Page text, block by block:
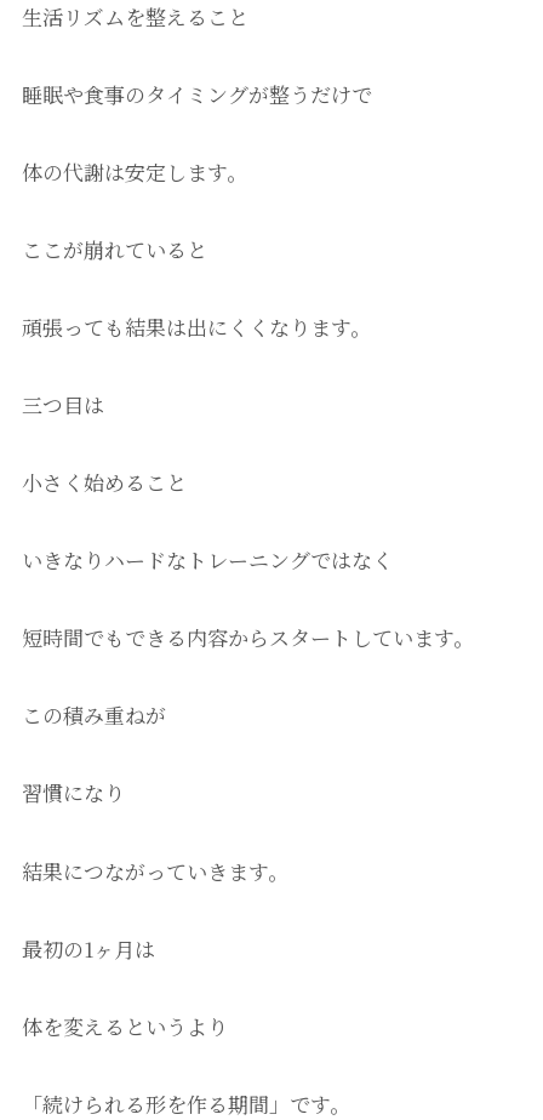
生活リズムを整えること
睡眠や食事のタイミングが整うだけで
体の代謝は安定します。
ここが崩れていると
頑張っても結果は出にくくなります。
三つ目は
小さく始めること
いきなりハードなトレーニングではなく
短時間でもできる内容からスタートしています。
この積み重ねが
習慣になり
結果につながっていきます。
最初の1ヶ月は
体を変えるというより
「続けられる形を作る期間」です。